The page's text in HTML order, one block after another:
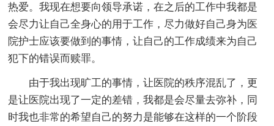
热爱。我现在想要向领导承诺，在之后的工作中我都是
会尽力让自己全身心的用于工作，尽力做好自己身为医
院护士应该要做到的事情，让自己的工作成绩来为自己
犯下的错误而赎罪。
由于我出现旷工的事情，让医院的秩序混乱了，更
是让医院出现了一定的差错，我都是会尽量去弥补，同
时我也非常的希望自己的努力是能够在这样的一个阶段